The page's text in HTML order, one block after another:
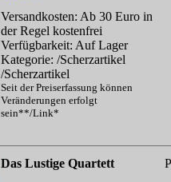
Versandkosten: Ab 30 Euro in
der Regel kostenfrei
Verfügbarkeit: Auf Lager
Kategorie: /Scherzartikel
/Scherzartikel
Seit der Preiserfassung können
Veränderungen erfolgt
sein**/Link*
Das Lustige Quartett